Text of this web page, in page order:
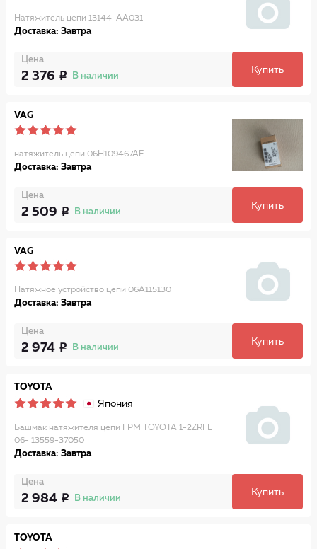
Натяжитель цепи 13144-AA031
Доставка: Завтра
Цена
2 376 В наличии
Купить
VAG
натяжитель цепи 06H109467AE
Доставка: Завтра
Цена
2 509 В наличии
Купить
VAG
Натяжное устройство цепи 06A115130
Доставка: Завтра
Цена
2 974 В наличии
Купить
TOYOTA
Япония
Башмак натяжителя цепи ГРМ TOYOTA 1-2ZRFE
06- 13559-37050
Доставка: Завтра
Цена
2 984 В наличии
Купить
TOYOTA